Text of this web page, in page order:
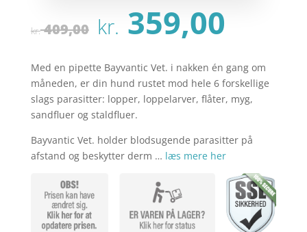
kr.409,00 Den
oprindelige
pris
var:
kr. 409,00.
kr. 359,00
er:
kr.
Med en pipette Bayvantic Vet. i nakken én gang om
måneden, er din hund rustet mod hele 6 forskellige
slags parasitter: lopper, loppelarver, flåter, myg,
sandfluer og staldfluer.
Bayvantic Vet. holder blodsugende parasitter på
afstand og beskytter derm … læs mere her